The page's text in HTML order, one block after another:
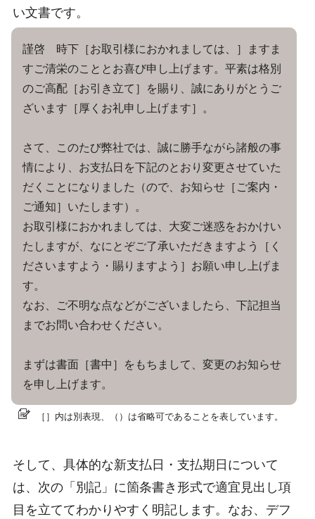
い文書です。
謹啓 時下［お取引様におかれましては、］ますま
すご清栄のこととお喜び申し上げます。平素は格別
のご高配［お引き立て］を賜り、誠にありがとうご
ざいます［厚くお礼申し上げます］。
さて、このたび弊社では、誠に勝手ながら諸般の事
情により、お支払日を下記のとおり変更させていた
だくことになりました（ので、お知らせ［ご案内・
ご通知］いたします）。
お取引様におかれましては、大変ご迷惑をおかけい
たしますが、なにとぞご了承いただきますよう［く
ださいますよう・賜りますよう］お願い申し上げま
す。
なお、ご不明な点などがございましたら、下記担当
までお問い合わせください。
まずは書面［書中］をもちまして、変更のお知らせ
を申し上げます。
［］内は別表現、（）は省略可であることを表しています。
そして、具体的な新支払日・支払期日について
は、次の「別記」に箇条書き形式で適宜見出し項
目を立ててわかりやすく明記します。なお、デフ